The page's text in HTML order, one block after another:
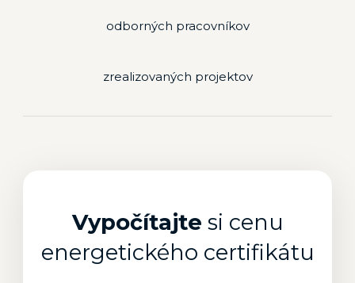
odborných pracovníkov
zrealizovaných projektov
Vypočítajte si cenu
energetického certifikátu